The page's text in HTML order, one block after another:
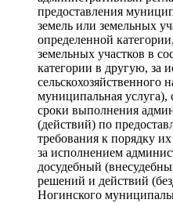
предоставления
земель или земельных
определенной
земельных участков в
категории в другую, за
сельскохозяйственного
муниципальная услуга),
сроки выполнения
(действий) по
требования к порядку
за исполнением
досудебный
решений и действий
Ногинского